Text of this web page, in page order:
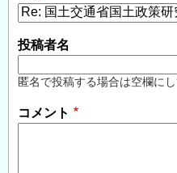
投稿者名
匿名で投稿する場合は空欄にし
コメント